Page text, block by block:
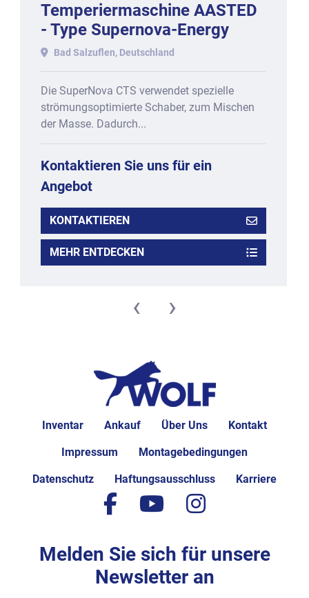
Temperiermaschine AASTED
- Type Supernova-Energy
SNE-200-CTS, Baujahr 2011.
Bad Salzuflen, Deutschland
Die SuperNova CTS verwendet spezielle
strömungsoptimierte Schaber, zum Mischen
der Masse. Dadurch...
Kontaktieren Sie uns für ein
Angebot
KONTAKTIEREN
MEHR ENTDECKEN
‹ ›
Inventar Ankauf Über Uns Kontakt
Impressum Montagebedingungen
Datenschutz Haftungsausschluss Karriere
facebook
youtubeinstagram
Melden Sie sich für unsere
Newsletter an